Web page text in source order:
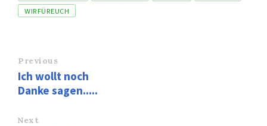
WIRFÜREUCH
Previous
Ich wollt noch
Danke sagen.....
Next